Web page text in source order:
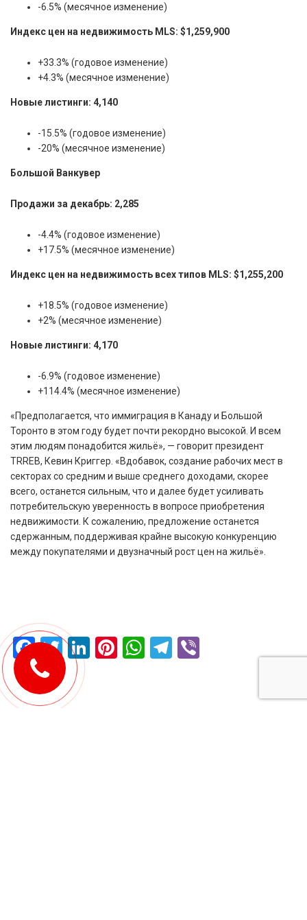
-6.5% (месячное изменение)
Индекс цен на недвижимость MLS: $1,259,900
+33.3% (годовое изменение)
+4.3% (месячное изменение)
Новые листинги: 4,140
-15.5% (годовое изменение)
-20% (месячное изменение)
Большой Ванкувер
Продажи за декабрь: 2,285
-4.4% (годовое изменение)
+17.5% (месячное изменение)
Индекс цен на недвижимость всех типов MLS: $1,255,200
+18.5% (годовое изменение)
+2% (месячное изменение)
Новые листинги: 4,170
-6.9% (годовое изменение)
+114.4% (месячное изменение)
«Предполагается, что иммиграция в Канаду и Большой
Торонто в этом году будет почти рекордно высокой. И всем
этим людям понадобится жильё», — говорит президент
TRREB, Кевин Криггер. «Вдобавок, создание рабочих мест в
секторах со средним и выше среднего доходами, скорее
всего, останется сильным, что и далее будет усиливать
потребительскую уверенность в вопросе приобретения
недвижимости. К сожалению, предложение останется
сдержанным, поддерживая крайне высокую конкуренцию
между покупателями и двузначный рост цен на жильё».
Facebook
TwitterLinkedIn
Pinterest
WhatsApp
Telegram